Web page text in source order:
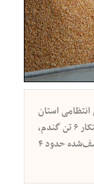
استان
قم از شناسایی و پلمب یک واحد صنفی به دلیل احتکار ۶ تن گندم،
ارزن و قره‌ماش خبر داد و گفت: ارزش کالا‌های کشف‌شده حدود ۴